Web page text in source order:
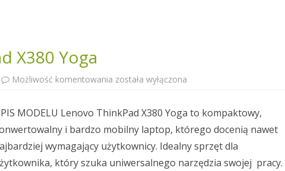
X380 Yoga
Możliwość komentowania Laptop
została wyłączona
MODELU Lenovo ThinkPad X380 Yoga to kompaktowy,
i bardzo mobilny laptop, którego docenią nawet
wymagający użytkownicy. Idealny sprzęt dla
który szuka uniwersalnego narzędzia swojej pracy.